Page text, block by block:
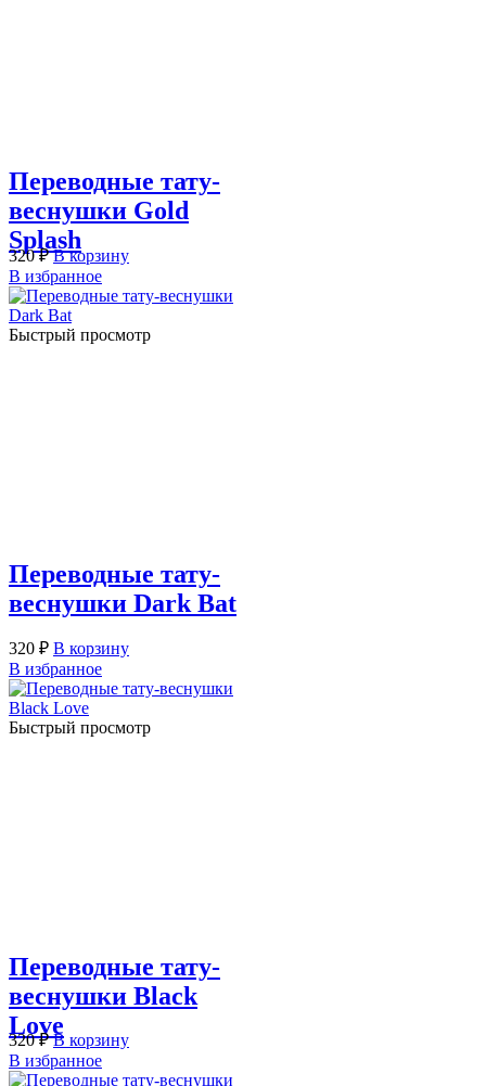
Переводные тату-
веснушки Gold
Splash
320₽ В корзину
В избранное
Быстрый просмотр
Переводные тату-
веснушки Dark Bat
320 ₽ В корзину
В избранное
Быстрый просмотр
Переводные тату-
веснушки Black
Love
320₽ В корзину
В избранное